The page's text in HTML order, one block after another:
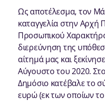
Ως αποτέλεσμα, τον
καταγγελία στην Αρχή
Προσωπικού
διερεύνηση της
αίτημά μας και
Αύγουστο του 2020.
Δημόσιο κατέβαλε το
ευρώ (εκ των οποίων